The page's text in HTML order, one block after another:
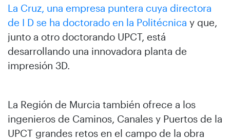
La Cruz, una empresa puntera cuya directora
de I D se ha doctorado en la Politécnica y que,
junto a otro doctorando UPCT, está
desarrollando una innovadora planta de
impresión 3D.
La Región de Murcia también ofrece a los
ingenieros de Caminos, Canales y Puertos de la
UPCT grandes retos en el campo de la obra